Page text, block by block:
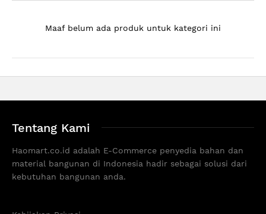
Maaf belum ada produk untuk kategori ini
Tentang Kami
Haomart.co.id adalah E-Commerce penyedia bahan dan
material bangunan di Indonesia hadir sebagai solusi dari
kebutuhan bangunan anda.